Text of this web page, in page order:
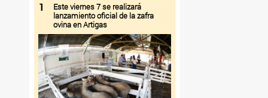
1
Este viernes 7 se realizará
lanzamiento oficial de la zafra
ovina en Artigas